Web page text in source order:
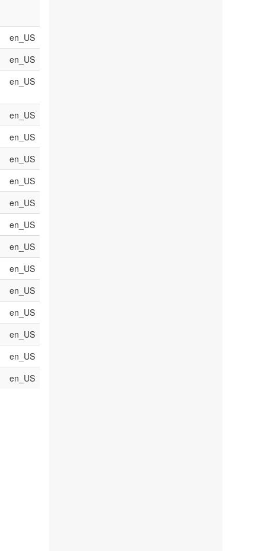
en_US
en_US
en_US
en_US
en_US
en_US
en_US
en_US
en_US
en_US
en_US
en_US
en_US
en_US
en_US
en_US